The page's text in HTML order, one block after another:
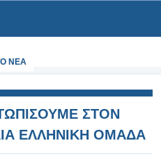
NEA
ΣΤΟΝ
ΕΛΛΗΝΙΚΗ ΟΜΑΔΑ